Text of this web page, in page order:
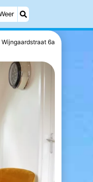
Wijngaardstraat 6a